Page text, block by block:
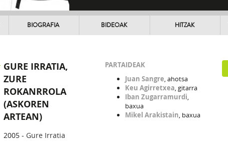
BIOGRAFIA BIDEOAK HITZAK
GURE IRRATIA,
ZURE
ROKANRROLA
(ASKOREN
ARTEAN)
2005 - Gure Irratia
PARTAIDEAK
Juan Sangre, ahotsa
Keu Agirretxea, gitarra
Iban Zugarramurdi,
baxua
Mikel Arakistain, baxua